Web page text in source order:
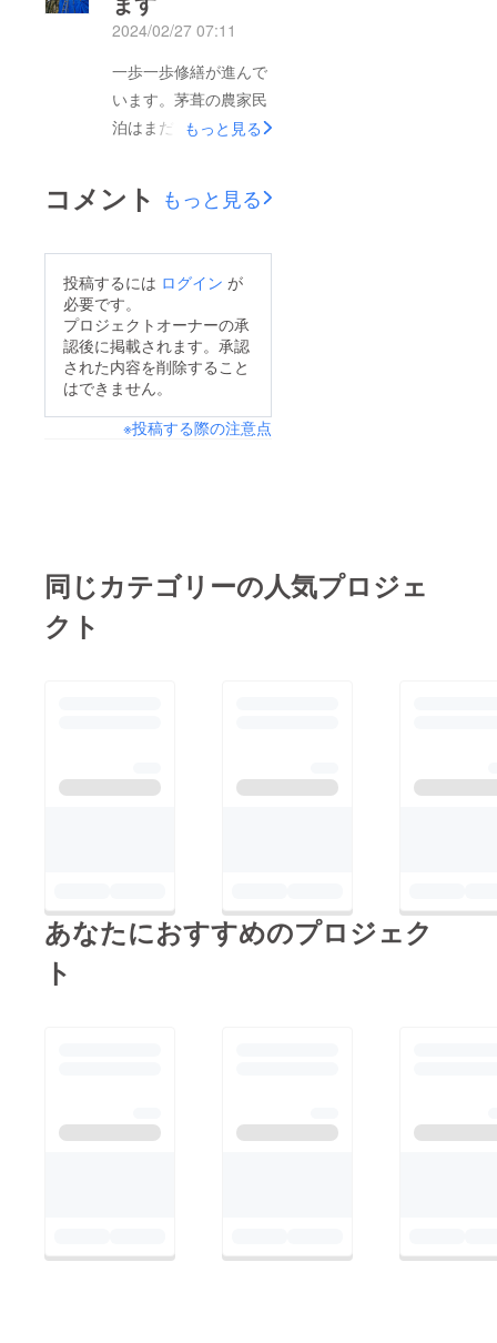
2024/02/27 07:11
一歩一歩修繕が進んで
います。茅葺の農家民
泊はまだ風呂ができて
ランティアさんが寝泊
まりしボランティア拠
ファンディングスター
ト当初からあげていた
ように茅葺の家を拠点
に地域のお片付けなど
アさんが活躍してくれ
日になりました。最後
のもう一押しをお願い
もっと見る
コメント もっと見る
投稿するには ログイン が
必要です。
プロジェクトオーナーの承
認後に掲載されます。承認
された内容を削除すること
はできません。
※投稿する際の注意点
同じカテゴリーの人気プロジェ
クト
あなたにおすすめのプロジェク
ト